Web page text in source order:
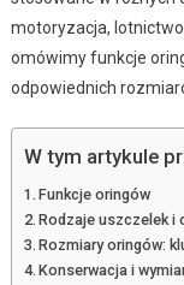
motoryzacja,
omówimy funkcje
odpowiednich
W tym artykule
Funkcje oringów
Rodzaje uszczelek i
Rozmiary oringów:
Konserwacja i